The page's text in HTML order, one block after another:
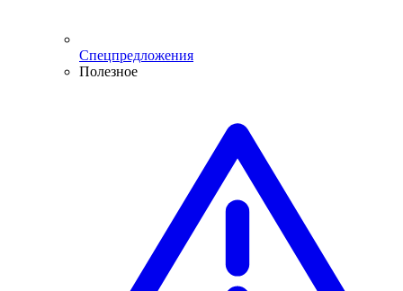
Спецпредложения
Полезное